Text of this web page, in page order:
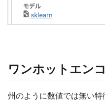
ワンホットエン
州のように数値では無い